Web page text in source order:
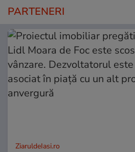
PARTENERI
ZiaruldeIasi.ro